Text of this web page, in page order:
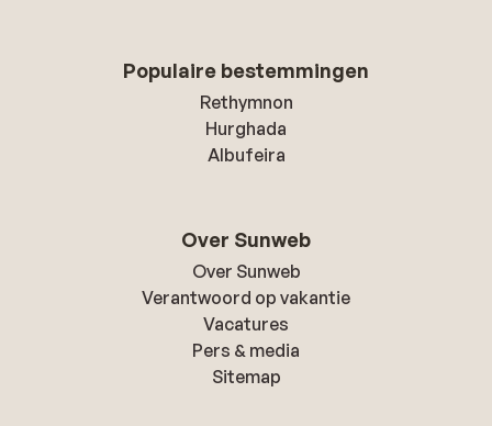
Populaire bestemmingen
Rethymnon
Hurghada
Albufeira
Over Sunweb
Over Sunweb
Verantwoord op vakantie
Vacatures
Pers & media
Sitemap